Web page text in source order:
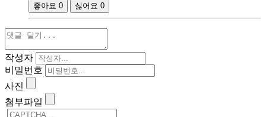
좋아요 0 싫어요 0
작성자
비밀번호
사진
첨부파일